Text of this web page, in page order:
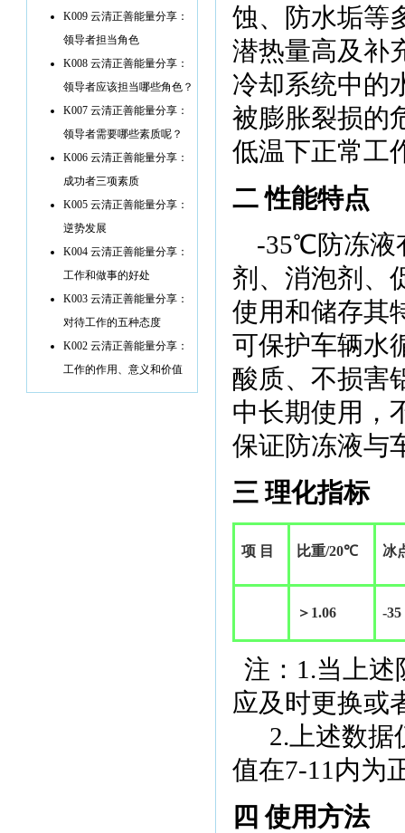
K009 云清正善能量分享：
领导者担当角色
K008 云清正善能量分享：
领导者应该担当哪些角色？
K007 云清正善能量分享：
领导者需要哪些素质呢？
K006 云清正善能量分享：
成功者三项素质
K005 云清正善能量分享：
逆势发展
K004 云清正善能量分享：
工作和做事的好处
K003 云清正善能量分享：
对待工作的五种态度
K002 云清正善能量分享：
工作的作用、意义和价值
蚀、防水垢等
潜热量高及补
冷却系统中的
被膨胀裂损的
低温下正常工
二 性能特点
-35℃防冻液
剂、消泡剂、
使用和储存其
可保护车辆水
酸质、不损害
中长期使用，
保证防冻液与
三 理化指标
项 目 比重/20℃ 冰
＞ 1.06 -35
注： 1.当上述
应及时更换或
2.上述数据
值在7-11 内为
四 使用方法